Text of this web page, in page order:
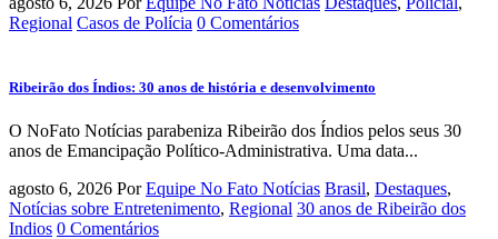
Regional Casos de Polícia 0 Comentários
Ribeirão dos Índios: 30 anos de história e desenvolvimento
O NoFato Notícias parabeniza Ribeirão dos Índios pelos seus 30
anos de Emancipação Político-Administrativa. Uma data...
agosto 6, 2026 Por Equipe No Fato Notícias Brasil, Destaques,
Notícias sobre Entretenimento, Regional 30 anos de Ribeirão dos
Indios 0 Comentários